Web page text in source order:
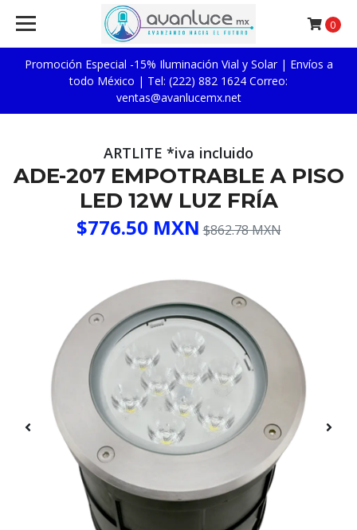
Promoción Especial -15% Iluminación Vial y Solar | Envíos a
todo México | Tel: (222) 882 1624 Correo:
ventas@avanlucemx.net
0
ARTLITE *iva incluido
ADE-207 EMPOTRABLE A PISO
LED 12W LUZ FRÍA
$776.50 MXN $862.78 MXN